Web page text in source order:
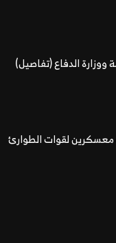
الدفاع (تفاصيل)
معسكرين لقوات الطوارئ